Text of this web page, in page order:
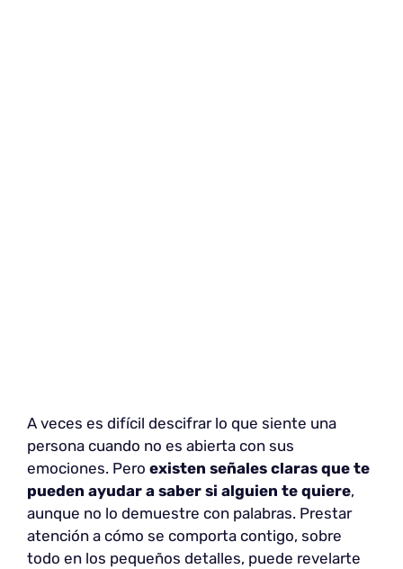
A veces es difícil descifrar lo que siente una
persona cuando no es abierta con sus
emociones. Pero existen señales claras que te
pueden ayudar a saber si alguien te quiere,
aunque no lo demuestre con palabras. Prestar
atención a cómo se comporta contigo, sobre
todo en los pequeños detalles, puede revelarte